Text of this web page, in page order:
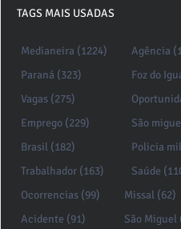
TAGS MAIS USADAS
Medianeira (1224)
Paraná (323)
Vagas (275)
Emprego (229)
Brasil (182)
Trabalhador (163)
Agência
Foz do
São
Policia
Saúde
Ocorrencias (99)
Acidente (91)
Missal (62)
São Miguel